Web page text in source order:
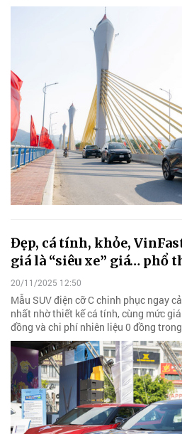
Đẹp, cá tính, khỏe,
giá là “siêu xe” giá… phổ
20/11/2025 12:50
Mẫu SUV điện cỡ C chinh phục ngay
nhất nhờ thiết kế cá tính, cùng mức
đồng và chi phí nhiên liệu 0 đồng